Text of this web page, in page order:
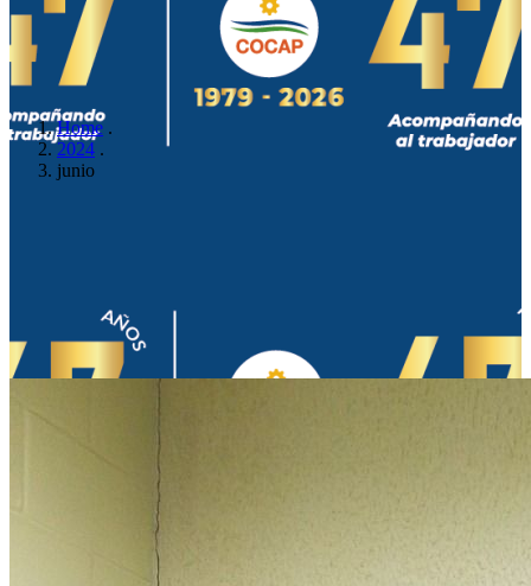
Home.
2024 .
junio